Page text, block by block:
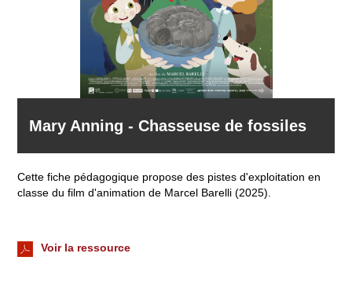
Mary Anning - Chasseuse de fossiles
Cette fiche pédagogique propose des pistes d'exploitation en
classe du film d'animation de Marcel Barelli (2025).
Voir la ressource